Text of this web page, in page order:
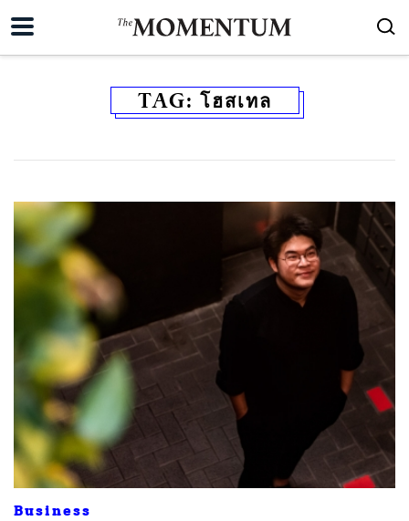
TAG: โฮสเทล
Business